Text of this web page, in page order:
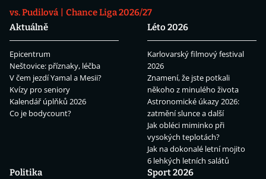
vs. Pudilová
Chance Liga 2026/27
Aktuálně
Epicentrum
Neštovice: příznaky, léčba
V čem jezdí Yamal a Mesii?
Kvízy pro seniory
Kalendář úplňků 2026
Co je bodycount?
Léto 2026
Karlovarský filmový festival
2026
Znamení, že jste potkali
někoho z minulého života
Astronomické úkazy 2026:
zatmění slunce a další
Jak obléci miminko při
vysokých teplotách?
Jak na dokonalé letní mojito
6 lehkých letních salátů
Politika
Sport 2026